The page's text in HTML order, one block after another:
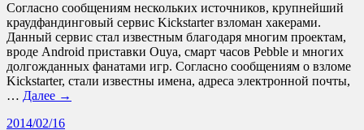
Согласно сообщениям нескольких источников, крупнейший
краудфандинговый сервис Kickstarter взломан хакерами.
Данный сервис стал известным благодаря многим проектам,
вроде Android приставки Ouya, смарт часов Pebble и многих
долгожданных фанатами игр. Согласно сообщениям о взломе
Kickstarter, стали известны имена, адреса электронной почты,
… Далее →
2014/02/16